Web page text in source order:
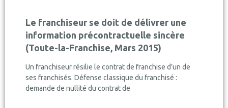
Le franchiseur se doit de délivrer une
information précontractuelle sincère
(Toute-la-Franchise, Mars 2015)
Un franchiseur résilie le contrat de franchise d’un de
ses franchisés. Défense classique du franchisé :
demande de nullité du contrat de